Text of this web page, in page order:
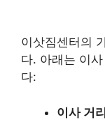
이삿짐센터의
다. 아래는 이
다:
이사 거리